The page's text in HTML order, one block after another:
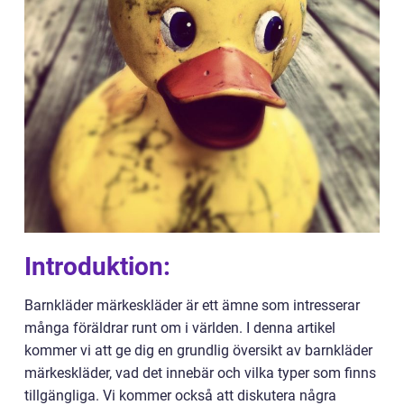
Introduktion:
Barnkläder märkeskläder är ett ämne som intresserar
många föräldrar runt om i världen. I denna artikel
kommer vi att ge dig en grundlig översikt av barnkläder
märkeskläder, vad det innebär och vilka typer som finns
tillgängliga. Vi kommer också att diskutera några